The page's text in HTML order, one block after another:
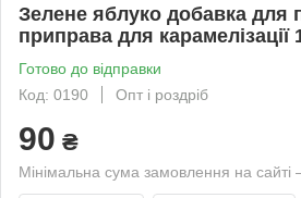
Зелене яблуко добавка для
приправа для карамелізації
Готово до відправки
Код: 0190
Опт і роздріб
90 ₴
Мінімальна сума замовлення на